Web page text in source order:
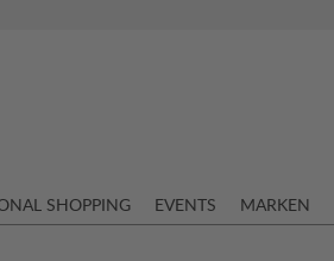
SHOPPING EVENTS MARKEN